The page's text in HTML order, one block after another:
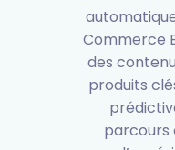
Commerce
des
produits
parcours